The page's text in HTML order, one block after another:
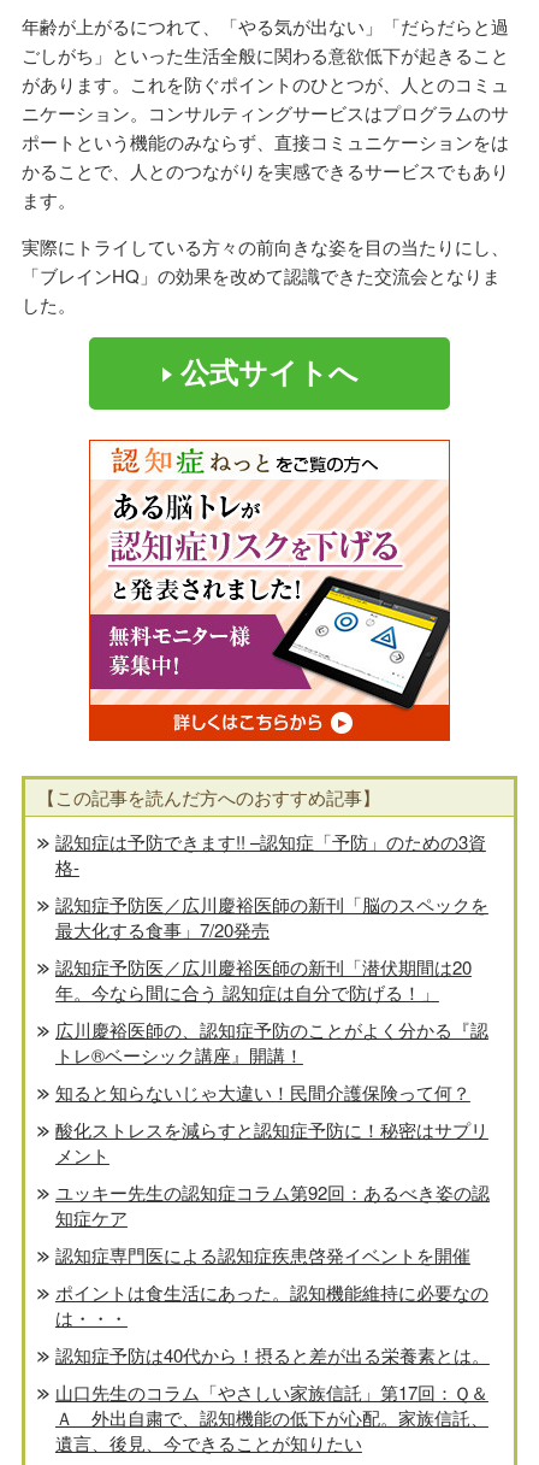
年齢が上がるにつれて、「やる気が出ない」「だらだらと過
ごしがち」といった生活全般に関わる意欲低下が起きること
があります。これを防ぐポイントのひとつが、人とのコミュ
ニケーション。コンサルティングサービスはプログラムのサ
ポートという機能のみならず、直接コミュニケーションをは
かることで、人とのつながりを実感できるサービスでもあり
ます。
実際にトライしている方々の前向きな姿を目の当たりにし、
「ブレインHQ」の効果を改めて認識できた交流会となりま
した。
公式サイトへ
【この記事を読んだ方へのおすすめ記事】
認知症は予防できます!! –認知症「予防」のための3資
格-
認知症予防医／広川慶裕医師の新刊「脳のスペックを
最大化する食事」7/20発売
認知症予防医／広川慶裕医師の新刊「潜伏期間は20
年。今なら間に合う 認知症は自分で防げる！」
広川慶裕医師の、認知症予防のことがよく分かる『認
トレ®️ベーシック講座』開講！
知ると知らないじゃ大違い！民間介護保険って何？
酸化ストレスを減らすと認知症予防に！秘密はサプリ
メント
ユッキー先生の認知症コラム第92回：あるべき姿の認
知症ケア
認知症専門医による認知症疾患啓発イベントを開催
ポイントは食生活にあった。認知機能維持に必要なの
は・・・
認知症予防は40代から！摂ると差が出る栄養素とは。
山口先生のコラム「やさしい家族信託」第17回：Ｑ＆
Ａ 外出自粛で、認知機能の低下が心配。家族信託、
遺言、後見、今できることが知りたい